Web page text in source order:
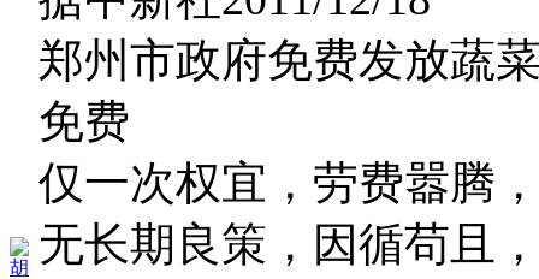
胡
郑州市政府免费发放蔬
免费
仅一次权宜，劳费嚣腾
无长期良策，因循苟且